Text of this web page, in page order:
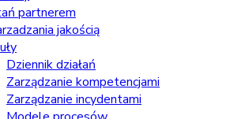
partnerem
jakością
Dziennik działań
Zarządzanie kompetencjami
Zarządzanie incydentami